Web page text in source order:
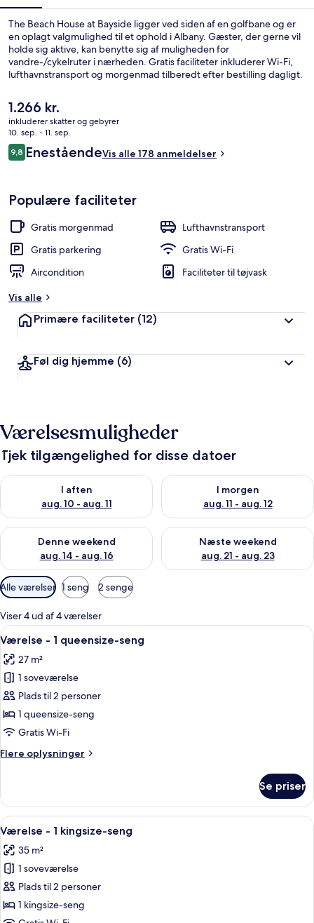
The Beach House at Bayside ligger ved siden af en golfbane og er
en oplagt valgmulighed til et ophold i Albany. Gæster, der gerne vil
holde sig aktive, kan benytte sig af muligheden for
vandre-/cykelruter i nærheden. Gratis faciliteter inkluderer Wi-Fi,
lufthavnstransport og morgenmad tilberedt efter bestilling dagligt.
gratis cykeludlejning, en terrasse og en have.
Den
nuværende
pris
er
1.266 kr.
1.266 kr.
inkluderer skatter og gebyrer
10. sep. - 11. sep.
Anmeldelser
9,89,8 ud af 10.
EneståendeVis alle 178 anmeldelser
Populære faciliteter
Gratis morgenmad
Lufthavnstransport
Gratis parkering
Gratis Wi-Fi
Aircondition
Faciliteter til tøjvask
Vis alle
Primære faciliteter (12)
Føl dig hjemme (6)
Værelsesmuligheder
Tjek tilgængelighed for disse datoer
I aften
aug. 10 - aug. 11
Tjek tilgængelighed for i aften aug. 10 - aug. 11
I morgen
aug. 11 - aug. 12
Tjek tilgængelighed for i
Denne weekend
aug. 14 - aug. 16
Tjek tilgængelighed for denne weekend aug. 14 - aug. 16
Næste weekend
aug. 21 - aug. 23
Tjek tilgængelighed for næste
Tilgængelige
filtre
for
værelser
Alle værelser 1 seng 2 senge
Viser 4 ud af 4 værelser
Indlæs
alle
billeder
af
Værelse
-
1
seng
Et soveværelse med en seng, en
6
Værelse - 1 queensize-seng
27 m²
1 soveværelse
Plads til 2 personer
1 queensize-seng
Gratis Wi-Fi
Flere oplysninger
Flere
-
queensize-
Se priser
Indlæs
alle
billeder
af
Værelse
-
Et soveværelse med seng, et
8
Værelse - 1 kingsize-seng
35 m²
1 soveværelse
Plads til 2 personer
1 kingsize-seng